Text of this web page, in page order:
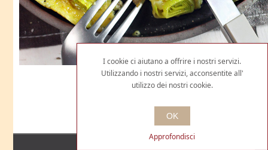
I cookie ci aiutano a offrire i nostri servizi.
Utilizzando i nostri servizi, acconsentite all'
utilizzo dei nostri cookie.
OK
Approfondisci